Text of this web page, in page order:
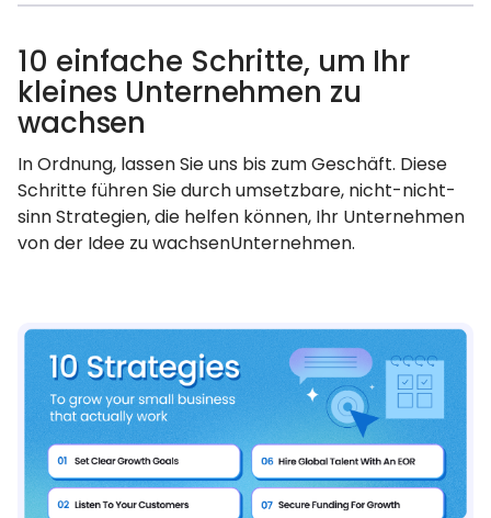
10 einfache Schritte, um Ihr
kleines Unternehmen zu
wachsen
In Ordnung, lassen Sie uns bis zum Geschäft. Diese
Schritte führen Sie durch umsetzbare, nicht-nicht-
sinn Strategien, die helfen können, Ihr Unternehmen
von der Idee zu wachsenUnternehmen.